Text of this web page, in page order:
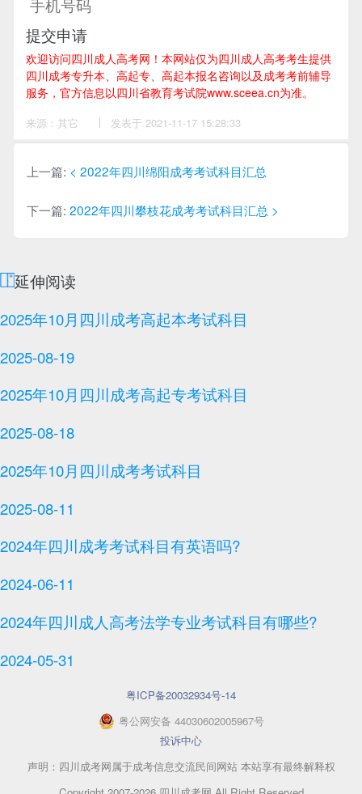
提交申请
欢迎访问四川成人高考网！ 本网站仅为四川成人高考考生提供
四川成考专升本、高起专、高起本报名咨询以及成考考前辅导
服务，官方信息以四川省教育考试院www.sceea.cn为准。
来源：其它
李
师
发表于 2021-11-17 15:28:33
上一篇: < 2022年四川绵阳成考考试科目汇总
下一篇:2022年四川攀枝花成考考试科目汇总 >
延伸阅读
2025年10月四川成考高起本考试科目
2025-08-19
2025年10月四川成考高起专考试科目
2025-08-18
2025年10月四川成考考试科目
2025-08-11
2024年四川成考考试科目有英语吗?
2024-06-11
2024年四川成人高考法学专业考试科目有哪些?
2024-05-31
粤ICP备20032934号-14
粤公网安备 44030602005967号
投诉中心
声明：四川成考网属于成考信息交流民间网站 本站享有最终解释权